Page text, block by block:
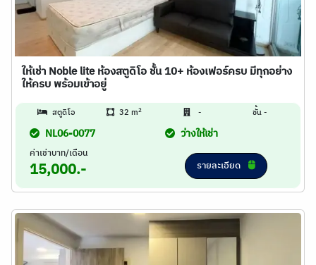
ให้เช่า Noble lite ห้องสตูดิโอ ชั้น 10+ ห้องเฟอร์ครบ มีทุกอย่าง
ให้ครบ พร้อมเข้าอยู่
สตูดิโอ 32 m2 - ชั้น -
NL06-0077 ว่างให้เช่า
ค่าเช่าบาท/เดือน
15,000.- รายละเอียด